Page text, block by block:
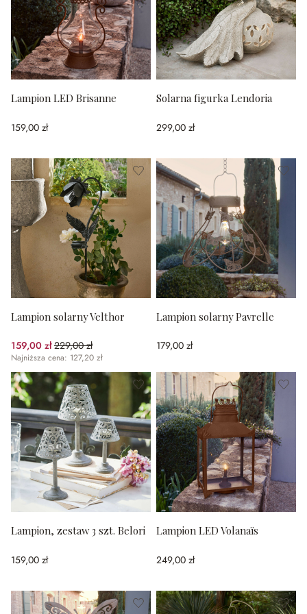
Lampion LED Brisanne
159,00 zł
Solarna figurka Lendoria
299,00 zł
Lampion solarny Velthor
159,00 zł229,00 zł
(30.57%spared)
Najniższa cena: 127,20 zł
Lampion solarny Pavrelle
179,00 zł
Lampion, zestaw 3 szt. Belori
159,00 zł
Lampion LED Volanaïs
249,00 zł